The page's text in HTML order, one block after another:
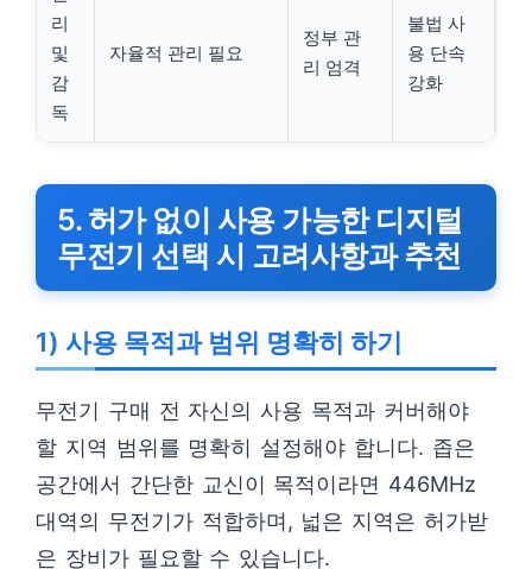
리
및
감
독
자율적 관리 필요
정부 관
리 엄격
불법 사
용 단속
강화
5. 허가 없이 사용 가능한 디지털
무전기 선택 시 고려사항과 추천
1) 사용 목적과 범위 명확히 하기
무전기 구매 전 자신의 사용 목적과 커버해야
할 지역 범위를 명확히 설정해야 합니다. 좁은
공간에서 간단한 교신이 목적이라면 446MHz
대역의 무전기가 적합하며, 넓은 지역은 허가받
은 장비가 필요할 수 있습니다.